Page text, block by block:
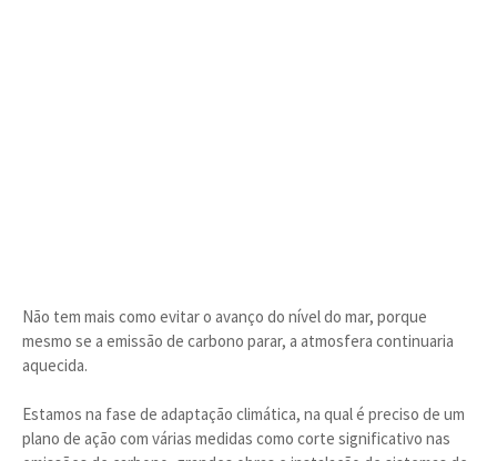
Não tem mais como evitar o avanço do nível do mar, porque
mesmo se a emissão de carbono parar, a atmosfera continuaria
aquecida.
Estamos na fase de adaptação climática, na qual é preciso de um
plano de ação com várias medidas como corte significativo nas